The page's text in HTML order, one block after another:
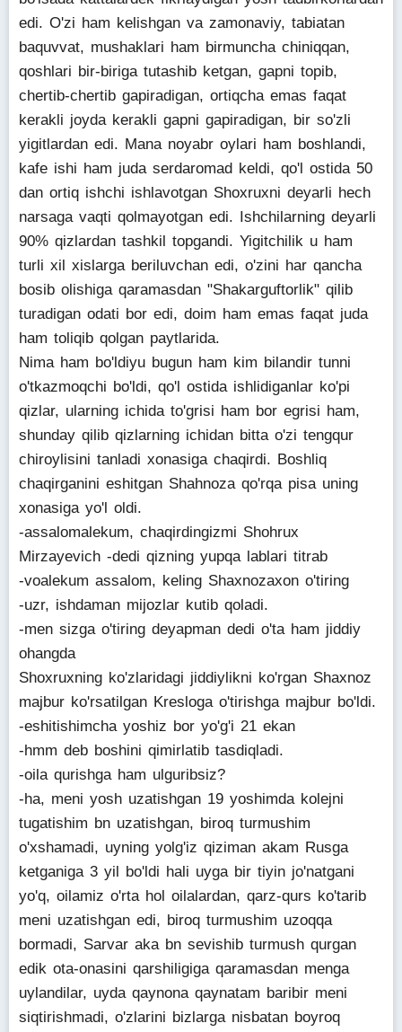
edi. O'zi ham kelishgan va zamonaviy, tabiatan
baquvvat, mushaklari ham birmuncha chiniqqan,
qoshlari bir-biriga tutashib ketgan, gapni topib,
chertib-chertib gapiradigan, ortiqcha emas faqat
kerakli joyda kerakli gapni gapiradigan, bir so'zli
yigitlardan edi. Mana noyabr oylari ham boshlandi,
kafe ishi ham juda serdaromad keldi, qo'l ostida 50
dan ortiq ishchi ishlavotgan Shoxruxni deyarli hech
narsaga vaqti qolmayotgan edi. Ishchilarning deyarli
90% qizlardan tashkil topgandi. Yigitchilik u ham
turli xil xislarga beriluvchan edi, o'zini har qancha
bosib olishiga qaramasdan "Shakarguftorlik" qilib
turadigan odati bor edi, doim ham emas faqat juda
ham toliqib qolgan paytlarida.
Nima ham bo'ldiyu bugun ham kim bilandir tunni
o'tkazmoqchi bo'ldi, qo'l ostida ishlidiganlar ko'pi
qizlar, ularning ichida to'grisi ham bor egrisi ham,
shunday qilib qizlarning ichidan bitta o'zi tengqur
chiroylisini tanladi xonasiga chaqirdi. Boshliq
chaqirganini eshitgan Shahnoza qo'rqa pisa uning
xonasiga yo'l oldi.
-assalomalekum, chaqirdingizmi Shohrux
Mirzayevich -dedi qizning yupqa lablari titrab
-voalekum assalom, keling Shaxnozaxon o'tiring
-uzr, ishdaman mijozlar kutib qoladi.
-men sizga o'tiring deyapman dedi o'ta ham jiddiy
ohangda
Shoxruxning ko'zlaridagi jiddiylikni ko'rgan Shaxnoz
majbur ko'rsatilgan Kresloga o'tirishga majbur bo'ldi.
-eshitishimcha yoshiz bor yo'g'i 21 ekan
-hmm deb boshini qimirlatib tasdiqladi.
-oila qurishga ham ulguribsiz?
-ha, meni yosh uzatishgan 19 yoshimda kolejni
tugatishim bn uzatishgan, biroq turmushim
o'xshamadi, uyning yolg'iz qiziman akam Rusga
ketganiga 3 yil bo'ldi hali uyga bir tiyin jo'natgani
yo'q, oilamiz o'rta hol oilalardan, qarz-qurs ko'tarib
meni uzatishgan edi, biroq turmushim uzoqqa
bormadi, Sarvar aka bn sevishib turmush qurgan
edik ota-onasini qarshiligiga qaramasdan menga
uylandilar, uyda qaynona qaynatam baribir meni
siqtirishmadi, o'zlarini bizlarga nisbatan boyroq